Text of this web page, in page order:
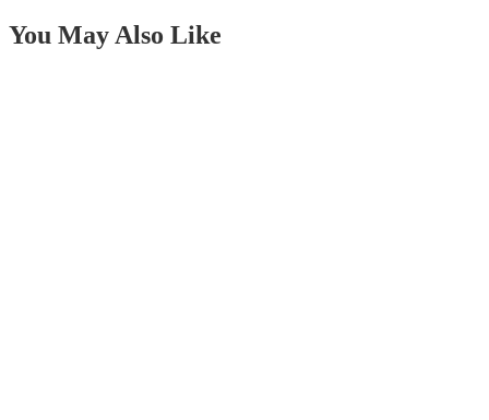
You May Also Like